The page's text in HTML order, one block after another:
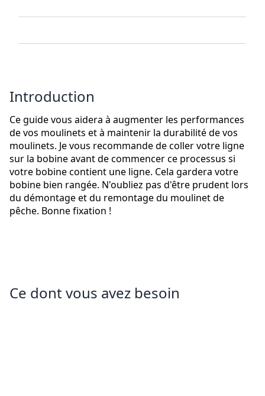
Introduction
Ce guide vous aidera à augmenter les performances
de vos moulinets et à maintenir la durabilité de vos
moulinets. Je vous recommande de coller votre ligne
sur la bobine avant de commencer ce processus si
votre bobine contient une ligne. Cela gardera votre
bobine bien rangée. N'oubliez pas d'être prudent lors
du démontage et du remontage du moulinet de
pêche. Bonne fixation !
Ce dont vous avez besoin